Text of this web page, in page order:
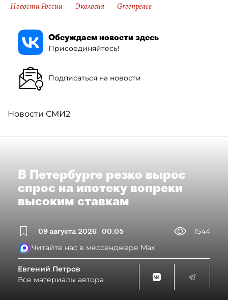
Новости России
Экология Greenpeace
Обсуждаем новости здесь
Присоединяйтесь!
Подписаться на новости
Новости СМИ2
В Петербурге резко вырос
спрос на ипотеку вопреки
высоким ставкам
09 августа 2026 00:05
1544
Читайте нас в мессенджере Max
Евгений Петров
Все материалы автора